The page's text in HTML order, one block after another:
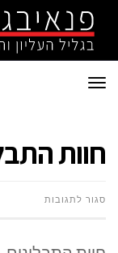
תפריט
חוות
סגור לתגובותעל